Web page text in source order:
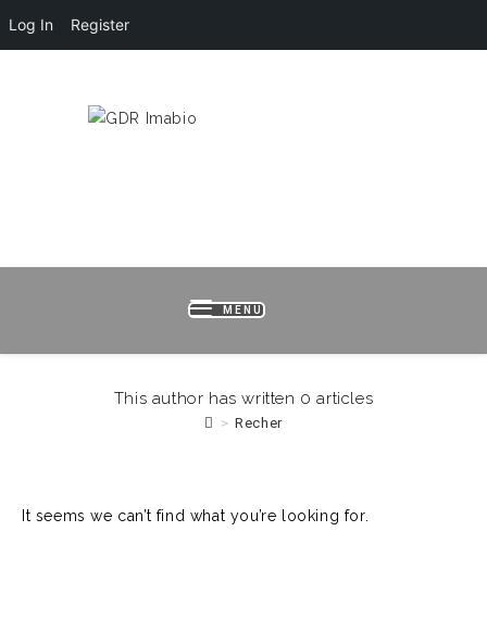
Log In Register
MENU
This author has written 0 articles
> Recher
It seems we can’t find what you’re looking for.